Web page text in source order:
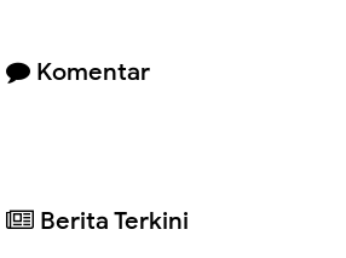
Komentar
Berita Terkini